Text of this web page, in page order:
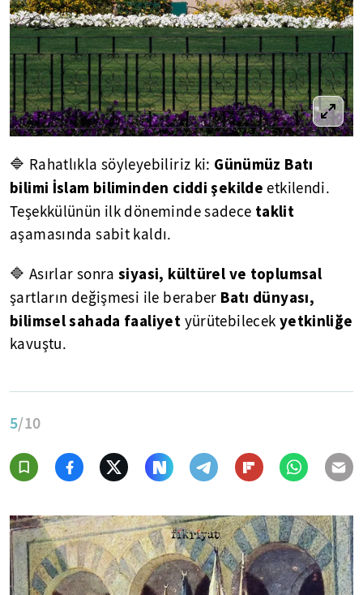
🔷 Rahatlıkla söyleyebiliriz ki: Günümüz Batı
bilimi İslam biliminden ciddi şekilde etkilendi.
Teşekkülünün ilk döneminde sadece taklit
aşamasında sabit kaldı.
🔷 Asırlar sonrasiyasi, kültürel ve toplumsal
şartların değişmesi ile beraber Batı dünyası,
bilimsel sahada faaliyet yürütebilecek yetkinliğe
kavuştu.
5/10